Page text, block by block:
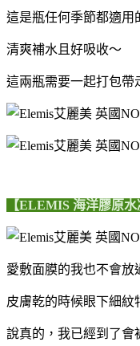
這是瓶任何季節都適用
清爽補水且好吸收～
這兩瓶需要一起打包帶
【ELEMIS 海洋膠原水
愛敷面膜的我也不會放
皮膚乾的時候眼下細紋
說真的，我已經到了會